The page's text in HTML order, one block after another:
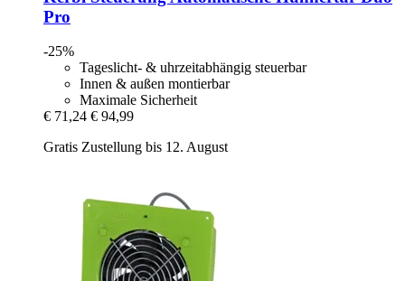
Pro
-25%
Tageslicht- & uhrzeitabhängig steuerbar
Innen & außen montierbar
Maximale Sicherheit
€ 71,24 € 94,99
Gratis Zustellung bis 12. August